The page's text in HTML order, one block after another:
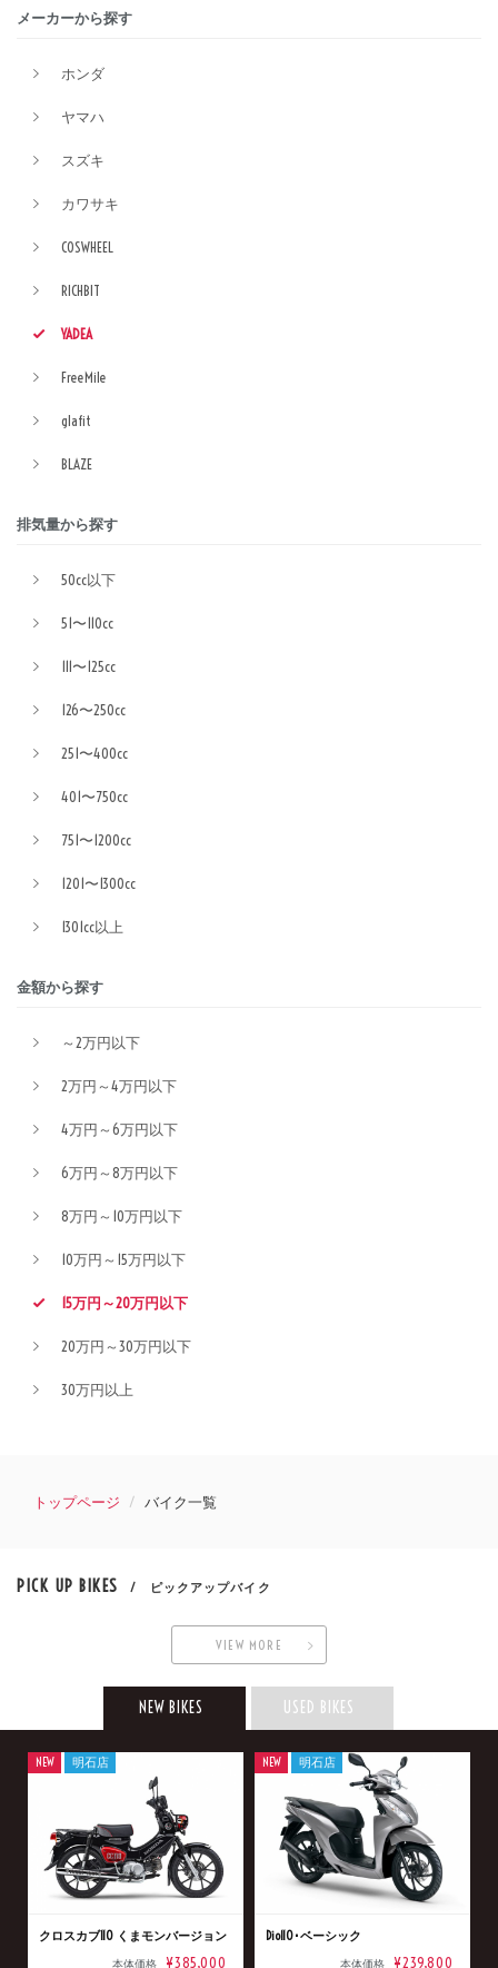
メーカーから探す
ホンダ
ヤマハ
スズキ
カワサキ
COSWHEEL
RICHBIT
YADEA
FreeMile
glafit
BLAZE
排気量から探す
50cc以下
51〜110cc
111〜125cc
126〜250cc
251〜400cc
401〜750cc
751〜1200cc
1201〜1300cc
1301cc以上
金額から探す
～2万円以下
2万円～4万円以下
4万円～6万円以下
6万円～8万円以下
8万円～10万円以下
10万円～15万円以下
15万円～20万円以下
20万円～30万円以下
30万円以上
トップページ バイク一覧
PICK UP BIKES / ピックアップバイク
VIEW MORE
NEW BIKES USED BIKES
クロスカブ110 くまモンバージョン
本体価格 ¥385,000
NEW 明石店
Dio110･ベーシック
本体価格 ¥239,800
NEW 明石店